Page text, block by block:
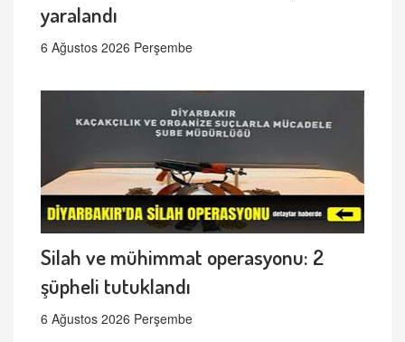
yaralandı
6 Ağustos 2026 Perşembe
Silah ve mühimmat operasyonu: 2
şüpheli tutuklandı
6 Ağustos 2026 Perşembe